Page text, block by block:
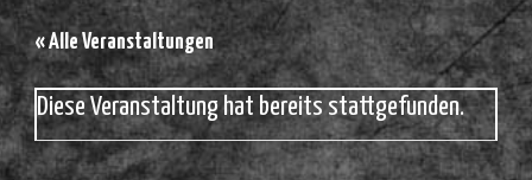
« Alle Veranstaltungen
Diese Veranstaltung hat bereits stattgefunden.